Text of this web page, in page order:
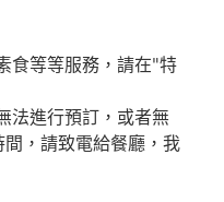
食等等服務，請在"特
法進行預訂，或者無
，請致電給餐廳，我